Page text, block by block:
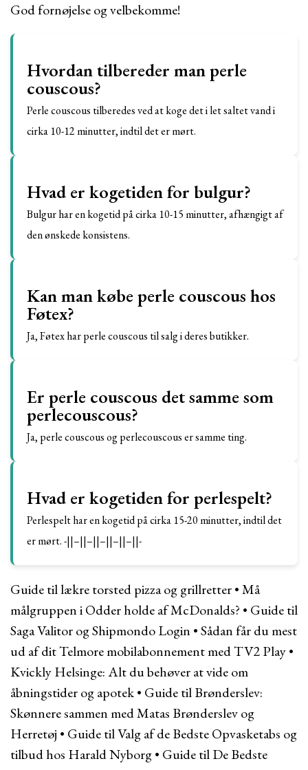
God fornøjelse og velbekomme!
Hvordan tilbereder man perle
couscous?
Perle couscous tilberedes ved at koge det i let saltet vand i
cirka 10-12 minutter, indtil det er mørt.
Hvad er kogetiden for bulgur?
Bulgur har en kogetid på cirka 10-15 minutter, afhængigt af
den ønskede konsistens.
Kan man købe perle couscous hos
Føtex?
Ja, Føtex har perle couscous til salg i deres butikker.
Er perle couscous det samme som
perlecouscous?
Ja, perle couscous og perlecouscous er samme ting.
Hvad er kogetiden for perlespelt?
Perlespelt har en kogetid på cirka 15-20 minutter, indtil det
er mørt. -||–||–||–||–||–||-
Guide til lækre torsted pizza og grillretter•Må
målgruppen i Odder holde af McDonalds? • Guide til
Saga Valitor og Shipmondo Login •Sådan får du mest
ud af dit Telmore mobilabonnement med TV2 Play•
Kvickly Helsinge: Alt du behøver at vide om
åbningstider og apotek• Guide til Brønderslev:
Skønnere sammen med Matas Brønderslev og
Herretøj • Guide til Valg af de Bedste Opvasketabs og
tilbud hos Harald Nyborg• Guide til De Bedste